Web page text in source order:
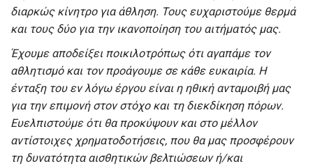
διαρκώς κίνητρο για άθληση. Τους ευχαριστούμε θερμά
και τους δύο για την ικανοποίηση του αιτήματός μας.
Έχουμε αποδείξει ποικιλοτρόπως ότι αγαπάμε τον
αθλητισμό και τον προάγουμε σε κάθε ευκαιρία. Η
ένταξη του εν λόγω έργου είναι η ηθική ανταμοιβή μας
για την επιμονή στον στόχο και τη διεκδίκηση πόρων.
Ευελπιστούμε ότι θα προκύψουν και στο μέλλον
αντίστοιχες χρηματοδοτήσεις, που θα μας προσφέρουν
τη δυνατότητα αισθητικών βελτιώσεων ή/και